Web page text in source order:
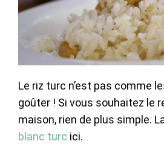
Le riz turc n’est pas comme
goûter ! Si vous souhaitez le
maison, rien de plus simple.
blanc turc ici.